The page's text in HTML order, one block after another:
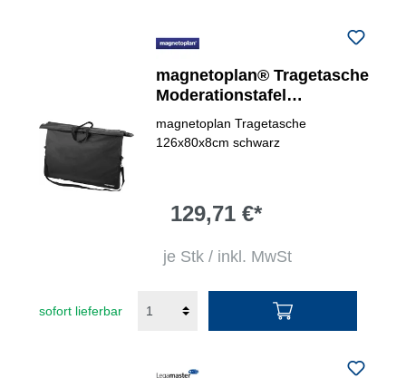
magnetoplan® Tragetasche
Moderationstafel
Moderationstafeln
magnetoplan Tragetasche
126x80x8cm schwarz
129,71 €*
je Stk / inkl. MwSt
sofort lieferbar